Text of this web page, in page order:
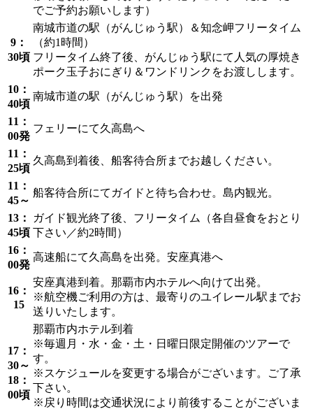
でご予約お願いします）
9：
30頃
南城市道の駅（がんじゅう駅）＆知念岬フリータイム
（約1時間）
フリータイム終了後、がんじゅう駅にて人気の厚焼き
ポーク玉子おにぎり＆ワンドリンクをお渡しします。
10：
40頃
南城市道の駅（がんじゅう駅）を出発
11：
00発
フェリーにて久高島へ
11：
25頃
久高島到着後、船客待合所までお越しください。
11：
45～
船客待合所にてガイドと待ち合わせ。島内観光。
13：
45頃
ガイド観光終了後、フリータイム（各自昼食をおとり
下さい／約2時間）
16：
00発
高速船にて久高島を出発。安座真港へ
16：
15
安座真港到着。那覇市内ホテルへ向けて出発。
※航空機ご利用の方は、最寄りのユイレール駅までお
送りいたします。
17：
30～
18：
00頃
那覇市内ホテル到着
※毎週月・水・金・土・日曜日限定開催のツアーで
す。
※スケジュールを変更する場合がございます。ご了承
下さい。
※戻り時間は交通状況により前後することがございま